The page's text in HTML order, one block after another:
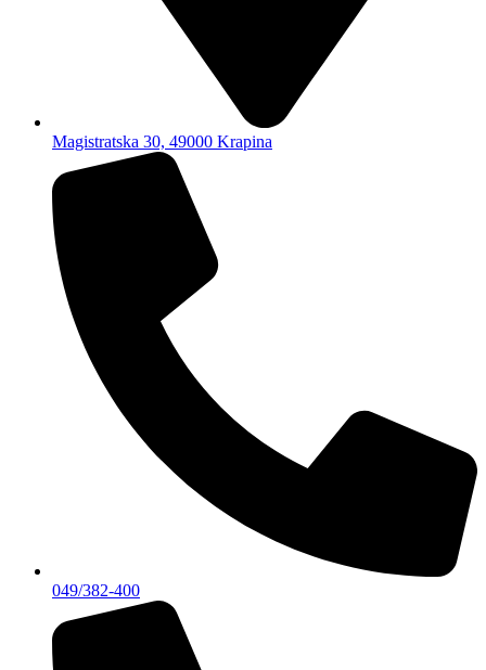
Magistratska 30, 49000 Krapina
049/382-400